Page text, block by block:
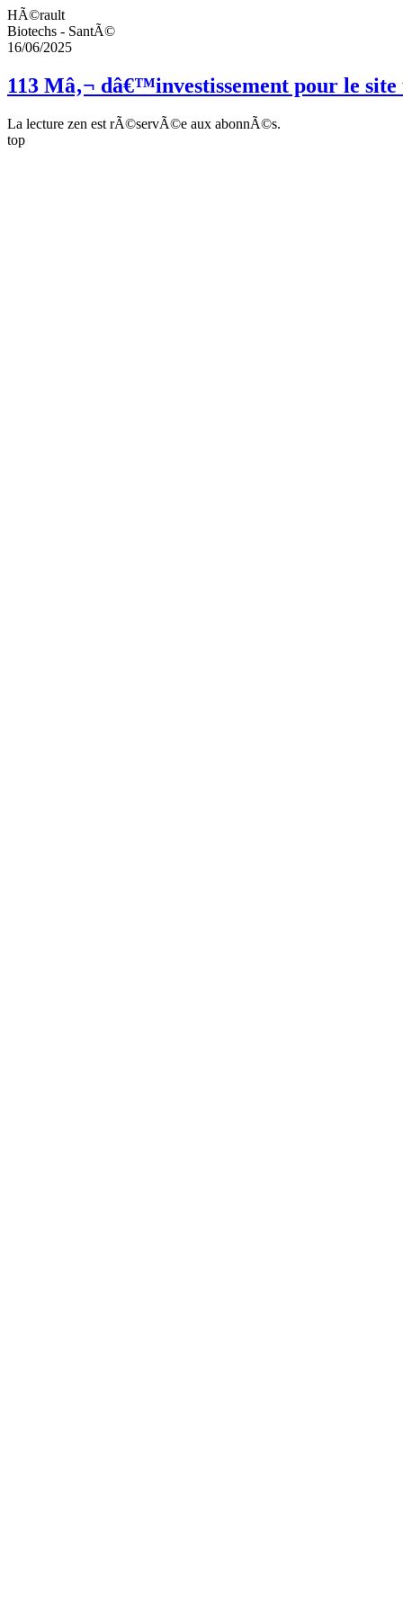
HÃ©rault
Biotechs - SantÃ©
16/06/2025
113 Mâ‚¬ dâ€™investissement pour le
La lecture zen est rÃ©servÃ©e aux abonnÃ©s.
top